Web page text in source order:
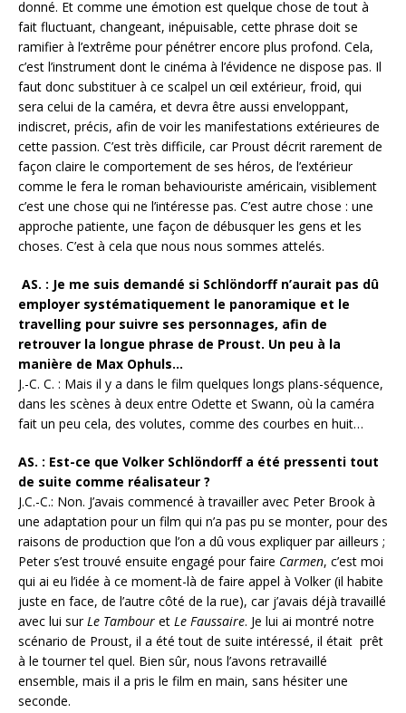
donné. Et comme une émotion est quelque chose de tout à
fait fluctuant, changeant, inépuisable, cette phrase doit se
ramifier à l’extrême pour pénétrer encore plus profond. Cela,
c’est l’instrument dont le cinéma à l’évidence ne dispose pas. Il
faut donc substituer à ce scalpel un œil extérieur, froid, qui
sera celui de la caméra, et devra être aussi enveloppant,
indiscret, précis, afin de voir les manifestations extérieures de
cette passion. C’est très difficile, car Proust décrit rarement de
façon claire le comportement de ses héros, de l’extérieur
comme le fera le roman behaviouriste américain, visiblement
c’est une chose qui ne l’intéresse pas. C’est autre chose : une
approche patiente, une façon de débusquer les gens et les
choses. C’est à cela que nous nous sommes attelés.
AS. : Je me suis demandé si Schlöndorff n’aurait pas dû
employer systématiquement le panoramique et le
travelling pour suivre ses personnages, afin de
retrouver la longue phrase de Proust. Un peu à la
manière de Max Ophuls…
J.-C. C. : Mais il y a dans le film quelques longs plans-séquence,
dans les scènes à deux entre Odette et Swann, où la caméra
fait un peu cela, des volutes, comme des courbes en huit…
AS. : Est-ce que Volker Schlöndorff a été pressenti tout
de suite comme réalisateur ?
J.C.-C.: Non. J’avais commencé à travailler avec Peter Brook à
une adaptation pour un film qui n’a pas pu se monter, pour des
raisons de production que l’on a dû vous expliquer par ailleurs ;
Peter s’est trouvé ensuite engagé pour faire Carmen, c’est moi
qui ai eu l’idée à ce moment-là de faire appel à Volker (il habite
juste en face, de l’autre côté de la rue), car j’avais déjà travaillé
avec lui surLe Tambour et Le Faussaire. Je lui ai montré notre
scénario de Proust, il a été tout de suite intéressé, il était prêt
à le tourner tel quel. Bien sûr, nous l’avons retravaillé
ensemble, mais il a pris le film en main, sans hésiter une
seconde.